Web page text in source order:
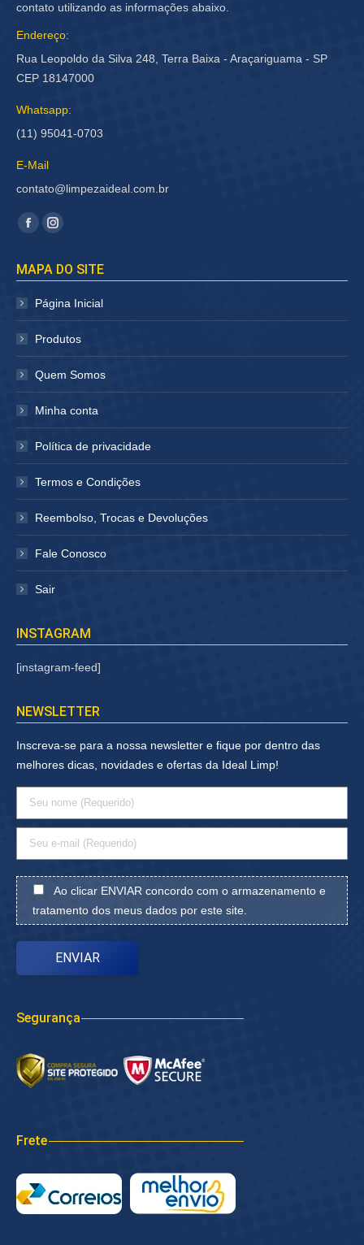
contato utilizando as informações abaixo.
Endereço:
Rua Leopoldo da Silva 248, Terra Baixa - Araçariguama - SP
CEP 18147000
Whatsapp:
(11) 95041-0703
E-Mail
contato@limpezaideal.com.br
Encontre-nos em:
Facebook
abre
em
janela
Instagram
abre
janela
MAPA DO SITE
Página Inicial
Produtos
Quem Somos
Minha conta
Política de privacidade
Termos e Condições
Reembolso, Trocas e Devoluções
Fale Conosco
Sair
INSTAGRAM
[instagram-feed]
NEWSLETTER
Inscreva-se para a nossa newsletter e fique por dentro das
melhores dicas, novidades e ofertas da Ideal Limp!
Ao clicar ENVIAR concordo com o armazenamento e
tratamento dos meus dados por este site.
Segurança
Frete